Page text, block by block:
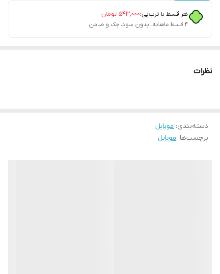
هر قسط با ترب‌پی:۵۴۳٬۰۰۰ تومان
۴ قسط ماهانه. بدون سود، چک و ضامن.
نظرات
دسته‌بندی: موبایل
برچسب‌ها :موبایل